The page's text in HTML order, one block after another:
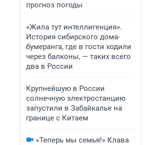
прогноз погоды
«Жила тут интеллигенция».
История сибирского дома-
бумеранга, где в гости ходили
через балконы, — таких всего
два в России
Крупнейшую в России
солнечную электростанцию
запустили в Забайкалье на
границе с Китаем
«Теперь мы семья!» Клава